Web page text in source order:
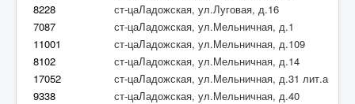
8228
ст-цаЛадожская, ул.Луговая, д.16
7087
ст-цаЛадожская, ул.Мельничная, д.1
11001
ст-цаЛадожская, ул.Мельничная, д.109
8102
ст-цаЛадожская, ул.Мельничная, д.14
17052
ст-цаЛадожская, ул.Мельничная, д.31 лит.а
9338
ст-цаЛадожская, ул.Мельничная, д.40